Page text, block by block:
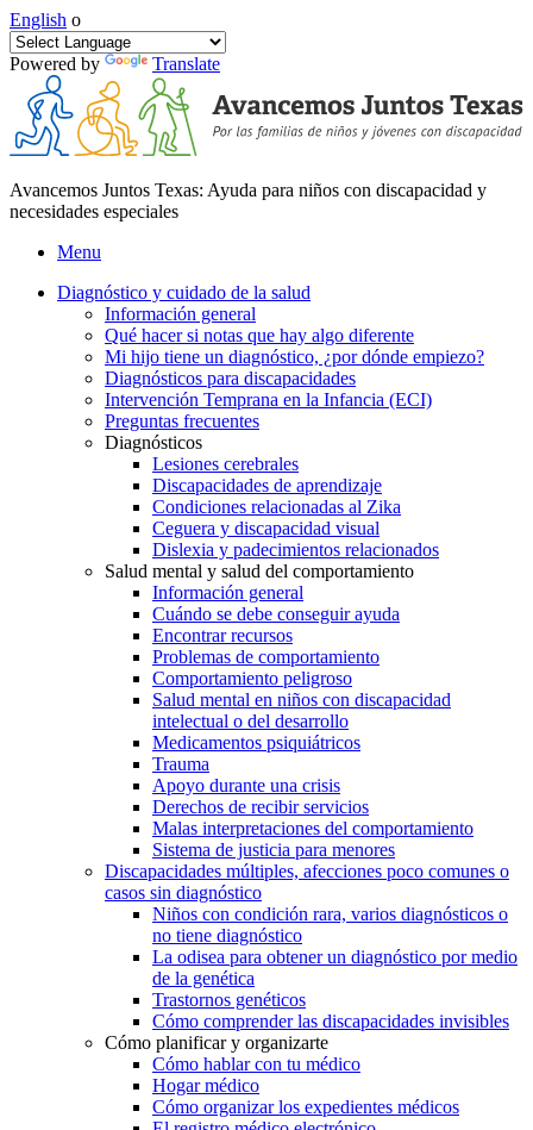
English o
Powered by Translate
Avancemos Juntos Texas: Ayuda para niños con discapacidad y
necesidades especiales
Menu
Diagnóstico y cuidado de la salud
Información general
Qué hacer si notas que hay algo diferente
Mi hijo tiene un diagnóstico, ¿por dónde empiezo?
Diagnósticos para discapacidades
Intervención Temprana en la Infancia (ECI)
Preguntas frecuentes
Diagnósticos
Lesiones cerebrales
Discapacidades de aprendizaje
Condiciones relacionadas al Zika
Ceguera y discapacidad visual
Dislexia y padecimientos relacionados
Salud mental y salud del comportamiento
Información general
Cuándo se debe conseguir ayuda
Encontrar recursos
Problemas de comportamiento
Comportamiento peligroso
Salud mental en niños con discapacidad
intelectual o del desarrollo
Medicamentos psiquiátricos
Trauma
Apoyo durante una crisis
Derechos de recibir servicios
Malas interpretaciones del comportamiento
Sistema de justicia para menores
Discapacidades múltiples, afecciones poco comunes o
casos sin diagnóstico
Niños con condición rara, varios diagnósticos o
no tiene diagnóstico
La odisea para obtener un diagnóstico por medio
de la genética
Trastornos genéticos
Cómo comprender las discapacidades invisibles
Cómo planificar y organizarte
Cómo hablar con tu médico
Hogar médico
Cómo organizar los expedientes médicos